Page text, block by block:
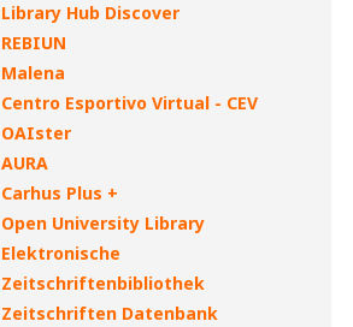
Library Hub Discover
REBIUN
Malena
Centro Esportivo Virtual - CEV
OAIster
AURA
Carhus Plus +
Open University Library
Elektronische
Zeitschriftenbibliothek
Zeitschriften Datenbank